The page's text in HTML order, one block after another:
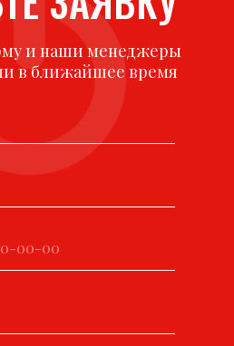
и наши менеджеры
в ближайшее время